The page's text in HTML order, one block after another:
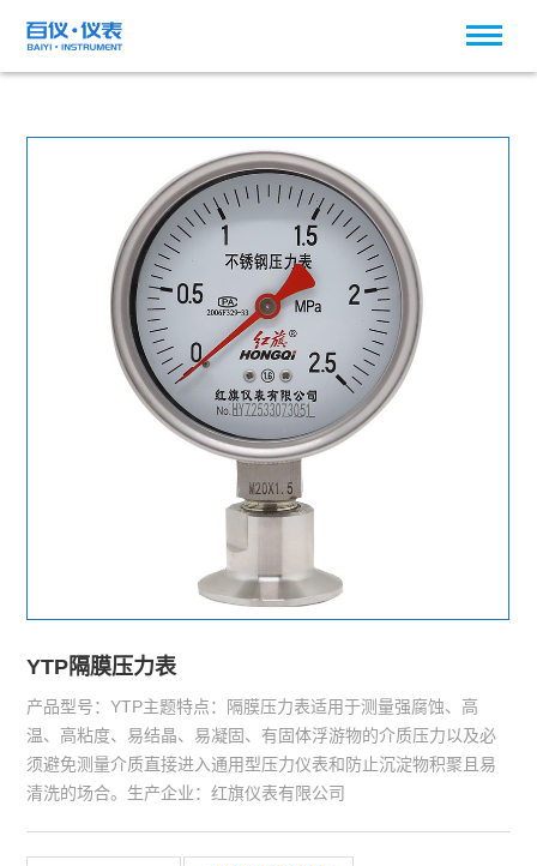
YTP隔膜压力表
产品型号：YTP主题特点：隔膜压力表适用于测量强腐蚀、高
温、高粘度、易结晶、易凝固、有固体浮游物的介质压力以及必
须避免测量介质直接进入通用型压力仪表和防止沉淀物积聚且易
清洗的场合。生产企业：红旗仪表有限公司